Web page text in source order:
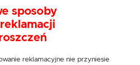
sposoby
reklamacyjne nie przyniesie